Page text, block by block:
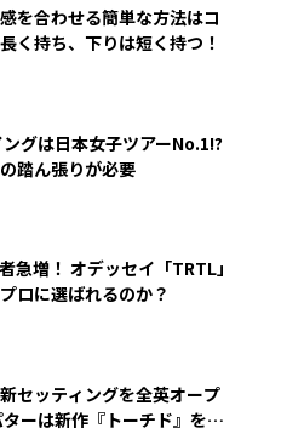
を合わせる簡単な方法はコ
く持ち、下りは短く持つ！
グは日本女子ツアーNo.1!?
踏ん張りが必要
急増！ オデッセイ「TRTL」
ロに選ばれるのか？
セッティングを全英オープ
ーは新作『トーチド』を投